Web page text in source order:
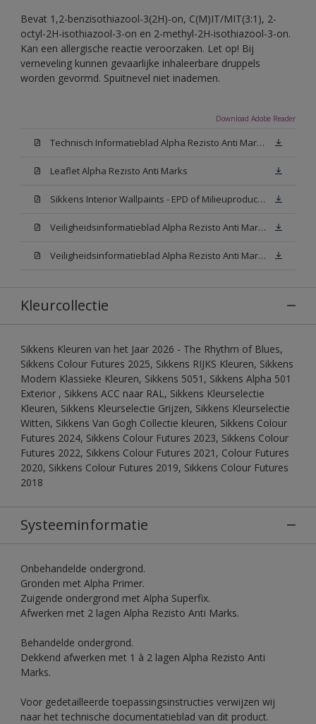
Bevat 1,2-benzisothiazool-3(2H)-on, C(M)IT/MIT(3:1), 2-
octyl-2H-isothiazool-3-on en 2-methyl-2H-isothiazool-3-on.
Kan een allergische reactie veroorzaken. Let op! Bij
verneveling kunnen gevaarlijke inhaleerbare druppels
worden gevormd. Spuitnevel niet inademen.
Download Adobe Reader
Technisch Informatieblad Alpha Rezisto Anti Marks (PDF)
Leaflet Alpha Rezisto Anti Marks
Sikkens Interior Wallpaints - EPD of Milieuproductverklaring
Veiligheidsinformatieblad Alpha Rezisto Anti Marks Mat White W05 (MSDS)
Veiligheidsinformatieblad Alpha Rezisto Anti Marks Mat N00 (MSDS)
Kleurcollectie
Sikkens Kleuren van het Jaar 2026 - The Rhythm of Blues,
Sikkens Colour Futures 2025, Sikkens RIJKS Kleuren, Sikkens
Modern Klassieke Kleuren, Sikkens 5051, Sikkens Alpha 501
Exterior , Sikkens ACC naar RAL, Sikkens Kleurselectie
Kleuren, Sikkens Kleurselectie Grijzen, Sikkens Kleurselectie
Witten, Sikkens Van Gogh Collectie kleuren, Sikkens Colour
Futures 2024, Sikkens Colour Futures 2023, Sikkens Colour
Futures 2022, Sikkens Colour Futures 2021, Colour Futures
2020, Sikkens Colour Futures 2019, Sikkens Colour Futures
2018
Systeeminformatie
Onbehandelde ondergrond.
Gronden met Alpha Primer.
Zuigende ondergrond met Alpha Superfix.
Afwerken met 2 lagen Alpha Rezisto Anti Marks.
Behandelde ondergrond.
Dekkend afwerken met 1 à 2 lagen Alpha Rezisto Anti
Marks.
Voor gedetailleerde toepassingsinstructies verwijzen wij
naar het technische documentatieblad van dit product.